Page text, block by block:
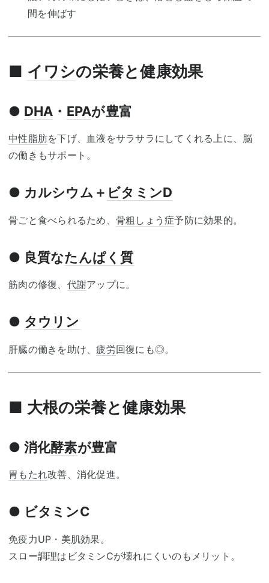
間を伸ばす
■ イワシの栄養と健康効果
● DHA ・ EPAが豊富
中性脂肪を下げ、血液をサラサラにしてくれる上に、脳
の働きもサポート。
● カルシウム＋ ビタミンD
骨ごと食べられるため、 骨粗しょう症予防に効果的。
● 良質なたんぱく質
筋肉の修復、 代謝アップに。
● タウリン
肝臓の働きを助け、疲労回復にも◎。
■ 大根の栄養と健康効果
● 消化酵素が豊富
胃もたれ改善、消化促進。
● ビタミンC
免疫力UP・美肌効果。
スロー調理はビタミンCが壊れにくいのもメリット。